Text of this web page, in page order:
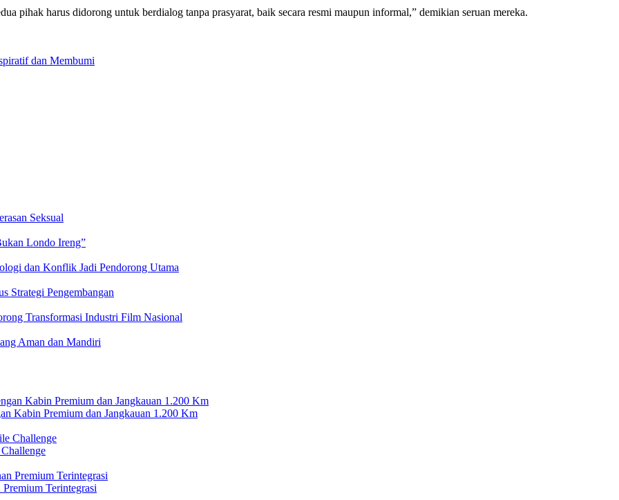
pihak harus didorong untuk berdialog tanpa prasyarat, baik secara resmi maupun informal,” demikian seruan mereka.
dan Membumi
Seksual
Londo Ireng”
dan Konflik Jadi Pendorong Utama
Strategi Pengembangan
Transformasi Industri Film Nasional
Aman dan Mandiri
Kabin Premium dan Jangkauan 1.200 Km
Terintegrasi